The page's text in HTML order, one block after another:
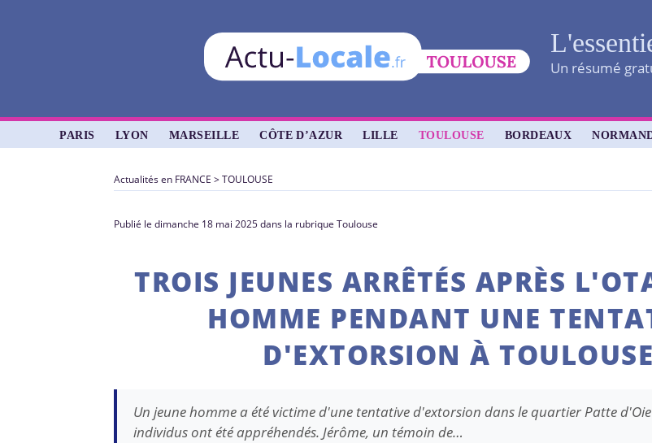
Un résumé
PARIS LYON MARSEILLE CÔTE D’AZUR LILLE TOULOUSE BORDEAUX
Actualités en FRANCE >TOULOUSE
Publié le dimanche 18 mai 2025 dans la rubrique Toulouse
TROIS JEUNES ARRÊTÉS APRÈS
HOMME PENDANT UNE
D'EXTORSION À TOULOUSE
Un jeune homme a été victime d'une tentative d'extorsion dans le quartier Patte
individus ont été appréhendés. Jérôme, un témoin de…